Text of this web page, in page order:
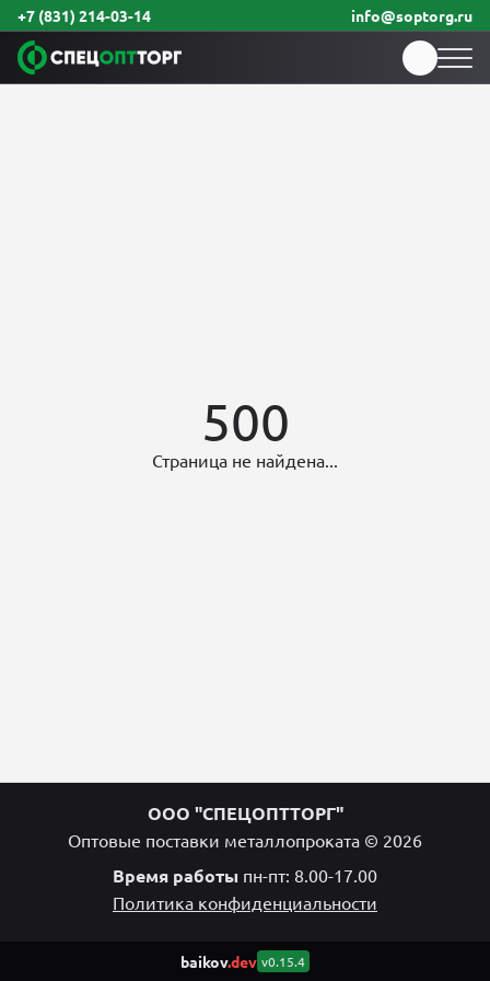
+7 (831) 214-03-14 info@soptorg.ru
500
Страница не найдена...
ООО "СПЕЦОПТТОРГ"
Оптовые поставки металлопроката © 2026
Время работы пн-пт: 8.00-17.00
Политика конфиденциальности
baikov.dev v0.15.4